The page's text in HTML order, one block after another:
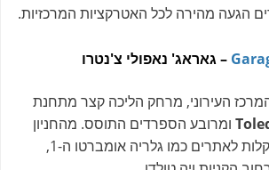
הגעה מהירה לכל האטרקציות המרכזיות.
– גאראג' נאפולי צ'נטרו
העירוני, מרחק הליכה קצר מתחנת
ומרובע הספרדים התוסס. מהחניון
תוכלו להגיע ברגל בקלות לאתרים כמו גלריה אומברטו ה-1,